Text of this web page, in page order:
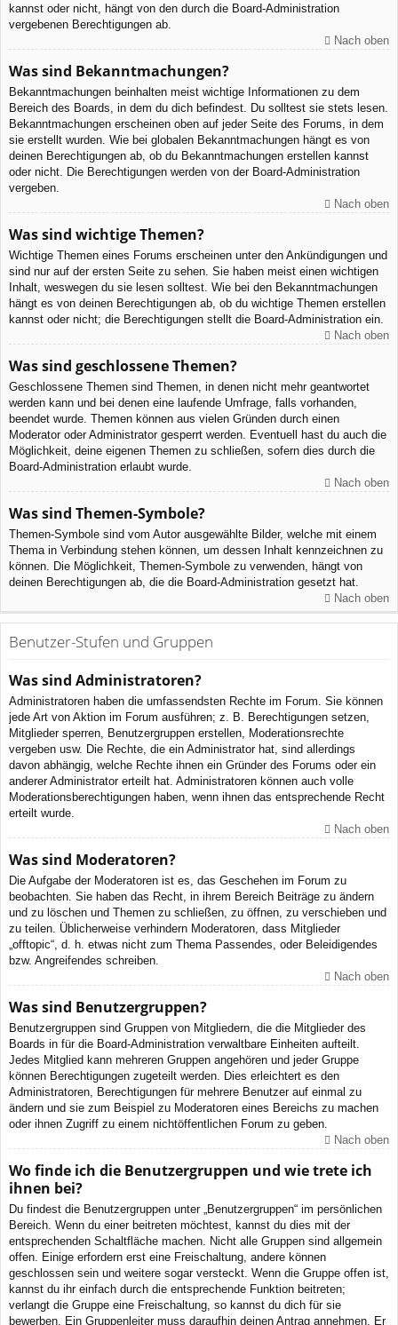
kannst oder nicht, hängt von den durch die Board-Administration
vergebenen Berechtigungen ab.
Nach oben
Was sind Bekanntmachungen?
Bekanntmachungen beinhalten meist wichtige Informationen zu dem
Bereich des Boards, in dem du dich befindest. Du solltest sie stets lesen.
Bekanntmachungen erscheinen oben auf jeder Seite des Forums, in dem
sie erstellt wurden. Wie bei globalen Bekanntmachungen hängt es von
deinen Berechtigungen ab, ob du Bekanntmachungen erstellen kannst
oder nicht. Die Berechtigungen werden von der Board-Administration
vergeben.
Nach oben
Was sind wichtige Themen?
Wichtige Themen eines Forums erscheinen unter den Ankündigungen und
sind nur auf der ersten Seite zu sehen. Sie haben meist einen wichtigen
Inhalt, weswegen du sie lesen solltest. Wie bei den Bekanntmachungen
hängt es von deinen Berechtigungen ab, ob du wichtige Themen erstellen
kannst oder nicht; die Berechtigungen stellt die Board-Administration ein.
Nach oben
Was sind geschlossene Themen?
Geschlossene Themen sind Themen, in denen nicht mehr geantwortet
werden kann und bei denen eine laufende Umfrage, falls vorhanden,
beendet wurde. Themen können aus vielen Gründen durch einen
Moderator oder Administrator gesperrt werden. Eventuell hast du auch die
Möglichkeit, deine eigenen Themen zu schließen, sofern dies durch die
Board-Administration erlaubt wurde.
Nach oben
Was sind Themen-Symbole?
Themen-Symbole sind vom Autor ausgewählte Bilder, welche mit einem
Thema in Verbindung stehen können, um dessen Inhalt kennzeichnen zu
können. Die Möglichkeit, Themen-Symbole zu verwenden, hängt von
deinen Berechtigungen ab, die die Board-Administration gesetzt hat.
Nach oben
Benutzer-Stufen und Gruppen
Was sind Administratoren?
Administratoren haben die umfassendsten Rechte im Forum. Sie können
jede Art von Aktion im Forum ausführen; z. B. Berechtigungen setzen,
Mitglieder sperren, Benutzergruppen erstellen, Moderationsrechte
vergeben usw. Die Rechte, die ein Administrator hat, sind allerdings
davon abhängig, welche Rechte ihnen ein Gründer des Forums oder ein
anderer Administrator erteilt hat. Administratoren können auch volle
Moderationsberechtigungen haben, wenn ihnen das entsprechende Recht
erteilt wurde.
Nach oben
Was sind Moderatoren?
Die Aufgabe der Moderatoren ist es, das Geschehen im Forum zu
beobachten. Sie haben das Recht, in ihrem Bereich Beiträge zu ändern
und zu löschen und Themen zu schließen, zu öffnen, zu verschieben und
zu teilen. Üblicherweise verhindern Moderatoren, dass Mitglieder
„offtopic“, d. h. etwas nicht zum Thema Passendes, oder Beleidigendes
bzw. Angreifendes schreiben.
Nach oben
Was sind Benutzergruppen?
Benutzergruppen sind Gruppen von Mitgliedern, die die Mitglieder des
Boards in für die Board-Administration verwaltbare Einheiten aufteilt.
Jedes Mitglied kann mehreren Gruppen angehören und jeder Gruppe
können Berechtigungen zugeteilt werden. Dies erleichtert es den
Administratoren, Berechtigungen für mehrere Benutzer auf einmal zu
ändern und sie zum Beispiel zu Moderatoren eines Bereichs zu machen
oder ihnen Zugriff zu einem nichtöffentlichen Forum zu geben.
Nach oben
Wo finde ich die Benutzergruppen und wie trete ich
ihnen bei?
Du findest die Benutzergruppen unter „Benutzergruppen“ im persönlichen
Bereich. Wenn du einer beitreten möchtest, kannst du dies mit der
entsprechenden Schaltfläche machen. Nicht alle Gruppen sind allgemein
offen. Einige erfordern erst eine Freischaltung, andere können
geschlossen sein und weitere sogar versteckt. Wenn die Gruppe offen ist,
kannst du ihr einfach durch die entsprechende Funktion beitreten;
verlangt die Gruppe eine Freischaltung, so kannst du dich für sie
bewerben. Ein Gruppenleiter muss daraufhin deinen Antrag annehmen. Er